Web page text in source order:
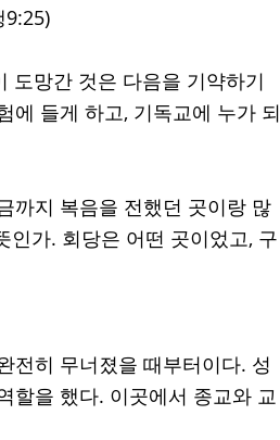
9:25)
도망간 것은 다음을 기약하기
에 들게 하고, 기독교에 누가 되
까지 복음을 전했던 곳이랑 많
인가. 회당은 어떤 곳이었고, 구
전히 무너졌을 때부터이다. 성
할을 했다. 이곳에서 종교와 교